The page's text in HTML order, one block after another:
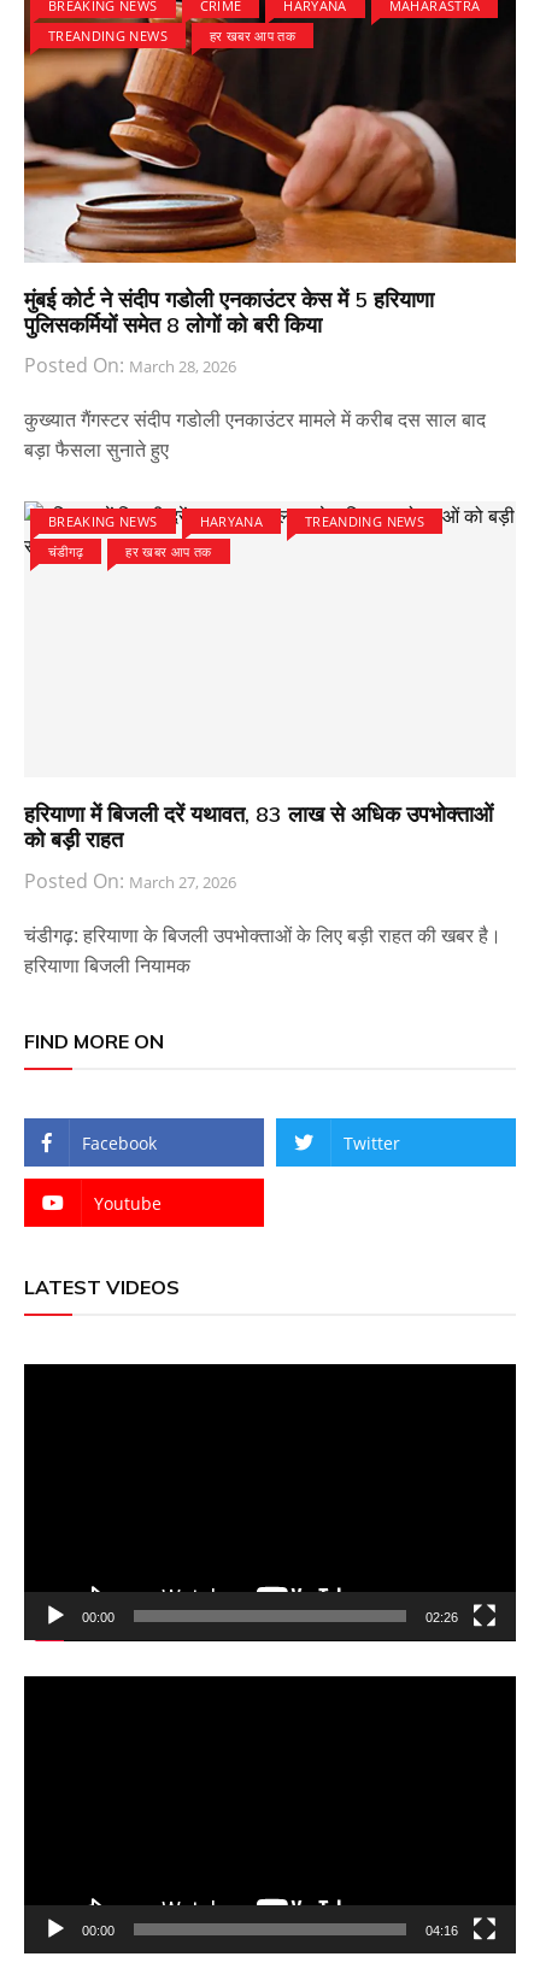
BREAKING NEWS CRIME HARYANA
MAHARASTRA
TREANDING NEWS
हर खबर आप तक
मुंबई कोर्ट ने संदीप गडोली एनकाउंटर केस में 5 हरियाणा
पुलिसकर्मियों समेत 8 लोगों को बरी किया
Posted On: March 28, 2026
कुख्यात गैंगस्टर संदीप गडोली एनकाउंटर मामले में करीब दस साल बाद
बड़ा फैसला सुनाते हुए
BREAKING NEWS HARYANA
TREANDING NEWS
चंडीगढ़
हर खबर आप तक
हरियाणा में बिजली दरें यथावत, 83 लाख से अधिक उपभोक्ताओं
को बड़ी राहत
Posted On: March 27, 2026
चंडीगढ़: हरियाणा के बिजली उपभोक्ताओं के लिए बड़ी राहत की खबर है।
हरियाणा बिजली नियामक
FIND MORE ON
Facebook Twitter
Youtube
LATEST VIDEOS
00:00 02:26
00:00 04:16